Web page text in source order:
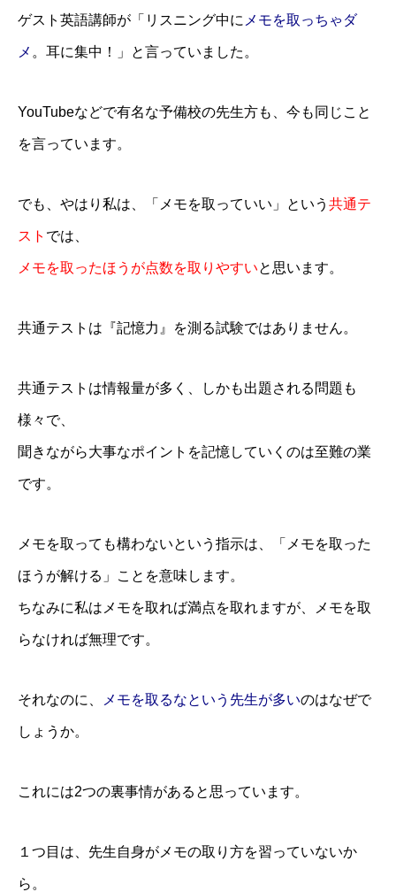
ゲスト英語講師が「リスニング中に メモを取っちゃダ
メ 。耳に集中！」と言っていました。
YouTubeなどで有名な予備校の先生方も、今も同じこと
を言っています。
でも、やはり私は、「メモを取っていい」という 共通テ
スト では、
メモを取ったほうが点数を取りやすいと思います。
共通テストは『記憶力』を測る試験ではありません。
共通テストは情報量が多く、しかも出題される問題も
様々で、
聞きながら大事なポイントを記憶していくのは至難の業
です。
メモを取っても構わないという指示は、「メモを取った
ほうが解ける」ことを意味します。
ちなみに私はメモを取れば満点を取れますが、メモを取
らなければ無理です。
それなのに、 メモを取るなという先生が多いのはなぜで
しょうか。
これには2つの裏事情があると思っています。
１つ目は、先生自身がメモの取り方を習っていないか
ら。